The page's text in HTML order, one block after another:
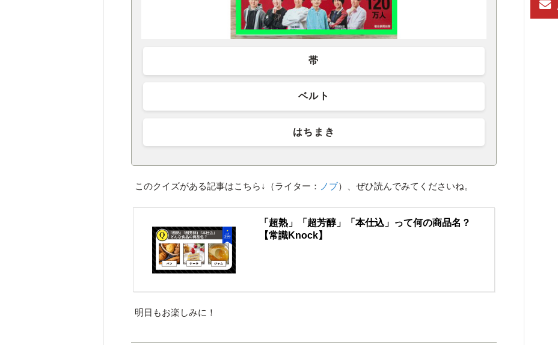
帯
ベルト
はちまき
このクイズがある記事はこちら↓（ライター： ノブ）、ぜひ読んでみてくださいね。
「超熟」「超芳醇」「本仕込」って何の商品名？
【常識Knock】
明日もお楽しみに！